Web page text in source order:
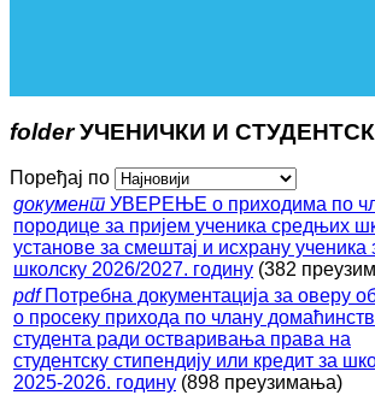
folder УЧЕНИЧКИ И
Поређај по
документ УВЕРЕЊЕ о приходима по
породице за пријем ученика средњих
установе за смештај и исхрану ученика
школску 2026/2027. годину (382
pdf Потребна документација за оверу
о просеку прихода по члану
студента ради остваривања права на
студентску стипендију или кредит за
2025-2026. годину (898 преузимања)